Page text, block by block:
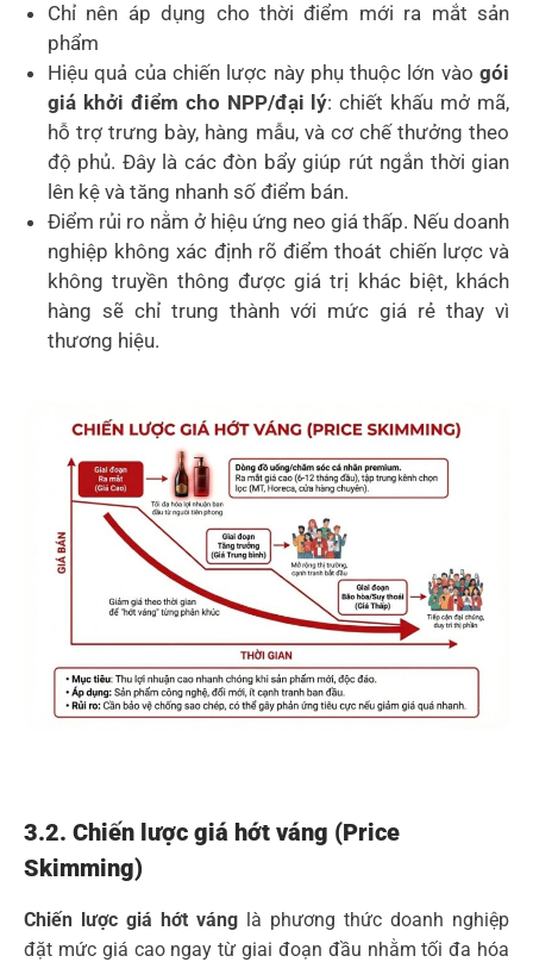
Chỉ nên áp dụng cho thời điểm mới ra mắt sản
phẩm
Hiệu quả của chiến lược này phụ thuộc lớn vào gói
giá khởi điểm cho NPP/đại lý: chiết khấu mở mã,
hỗ trợ trưng bày, hàng mẫu, và cơ chế thưởng theo
độ phủ. Đây là các đòn bẩy giúp rút ngắn thời gian
lên kệ và tăng nhanh số điểm bán.
Điểm rủi ro nằm ở hiệu ứng neo giá thấp. Nếu doanh
nghiệp không xác định rõ điểm thoát chiến lược và
không truyền thông được giá trị khác biệt, khách
hàng sẽ chỉ trung thành với mức giá rẻ thay vì
thương hiệu.
3.2. Chiến lược giá hớt váng (Price
Skimming)
Chiến lược giá hớt váng là phương thức doanh nghiệp
đặt mức giá cao ngay từ giai đoạn đầu nhằm tối đa hóa